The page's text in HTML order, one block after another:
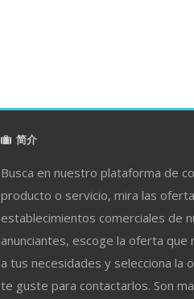
简介
Busca en nuestro plataforma de
producto o servicio, mira las
establecimientos comerciales de
anunciantes, escoge la oferta
a tus necesidades y selecciona la
te guste para contactarlos. Son